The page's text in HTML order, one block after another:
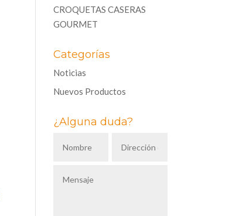
CROQUETAS CASERAS
GOURMET
Categorías
Noticias
Nuevos Productos
¿Alguna duda?